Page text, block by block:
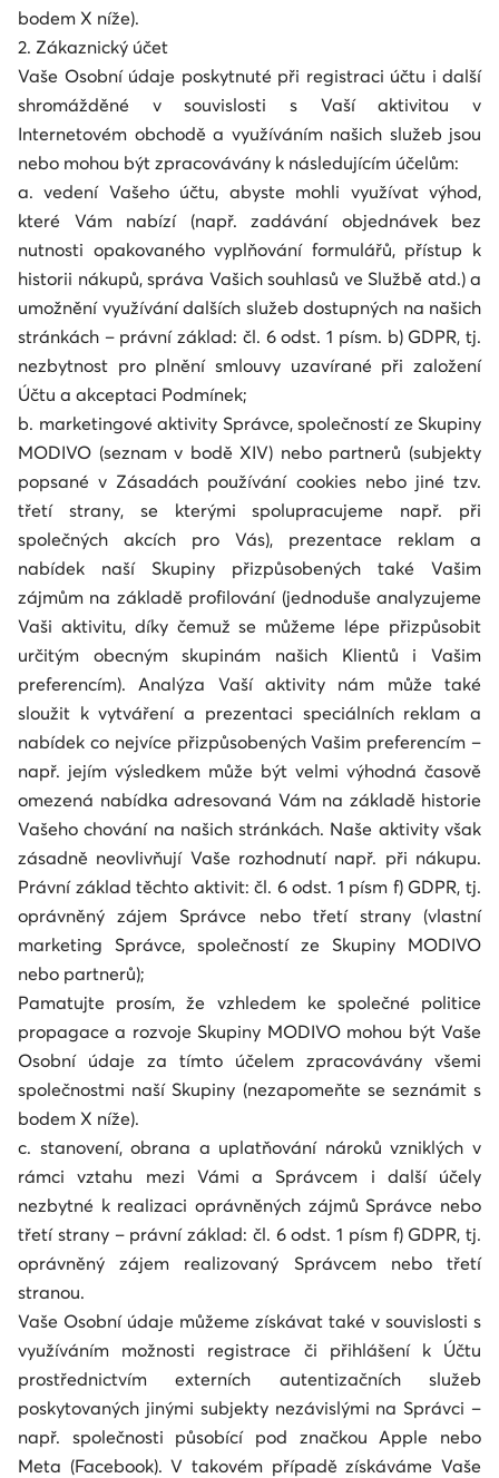
bodem X níže).
2. Zákaznický účet
Vaše Osobní údaje poskytnuté při registraci účtu i další
shromážděné v souvislosti s Vaší aktivitou v
Internetovém obchodě a využíváním našich služeb jsou
nebo mohou být zpracovávány k následujícím účelům:
a. vedení Vašeho účtu, abyste mohli využívat výhod,
které Vám nabízí (např. zadávání objednávek bez
nutnosti opakovaného vyplňování formulářů, přístup k
historii nákupů, správa Vašich souhlasů ve Službě atd.) a
umožnění využívání dalších služeb dostupných na našich
stránkách – právní základ: čl. 6 odst. 1 písm. b) GDPR, tj.
nezbytnost pro plnění smlouvy uzavírané při založení
Účtu a akceptaci Podmínek;
b. marketingové aktivity Správce, společností ze Skupiny
MODIVO (seznam v bodě XIV) nebo partnerů (subjekty
popsané v Zásadách používání cookies nebo jiné tzv.
třetí strany, se kterými spolupracujeme např. při
společných akcích pro Vás), prezentace reklam a
nabídek naší Skupiny přizpůsobených také Vašim
zájmům na základě profilování (jednoduše analyzujeme
Vaši aktivitu, díky čemuž se můžeme lépe přizpůsobit
určitým obecným skupinám našich Klientů i Vašim
preferencím). Analýza Vaší aktivity nám může také
sloužit k vytváření a prezentaci speciálních reklam a
nabídek co nejvíce přizpůsobených Vašim preferencím –
např. jejím výsledkem může být velmi výhodná časově
omezená nabídka adresovaná Vám na základě historie
Vašeho chování na našich stránkách. Naše aktivity však
zásadně neovlivňují Vaše rozhodnutí např. při nákupu.
Právní základ těchto aktivit: čl. 6 odst. 1 písm f) GDPR, tj.
oprávněný zájem Správce nebo třetí strany (vlastní
marketing Správce, společností ze Skupiny MODIVO
nebo partnerů);
Pamatujte prosím, že vzhledem ke společné politice
propagace a rozvoje Skupiny MODIVO mohou být Vaše
Osobní údaje za tímto účelem zpracovávány všemi
společnostmi naší Skupiny (nezapomeňte se seznámit s
bodem X níže).
c. stanovení, obrana a uplatňování nároků vzniklých v
rámci vztahu mezi Vámi a Správcem i další účely
nezbytné k realizaci oprávněných zájmů Správce nebo
třetí strany – právní základ: čl. 6 odst. 1 písm f) GDPR, tj.
oprávněný zájem realizovaný Správcem nebo třetí
stranou.
Vaše Osobní údaje můžeme získávat také v souvislosti s
využíváním možnosti registrace či přihlášení k Účtu
prostřednictvím externích autentizačních služeb
poskytovaných jinými subjekty nezávislými na Správci –
např. společnosti působící pod značkou Apple nebo
Meta (Facebook). V takovém případě získáváme Vaše